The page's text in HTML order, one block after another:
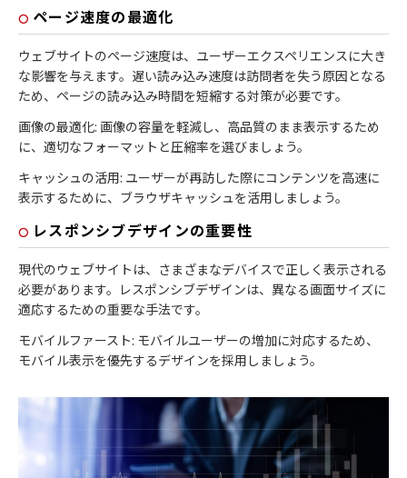
ページ速度の最適化
ウェブサイトのページ速度は、ユーザーエクスペリエンスに大き
な影響を与えます。遅い読み込み速度は訪問者を失う原因となる
ため、ページの読み込み時間を短縮する対策が必要です。
画像の最適化: 画像の容量を軽減し、高品質のまま表示するため
に、適切なフォーマットと圧縮率を選びましょう。
キャッシュの活用: ユーザーが再訪した際にコンテンツを高速に
表示するために、ブラウザキャッシュを活用しましょう。
レスポンシブデザインの重要性
現代のウェブサイトは、さまざまなデバイスで正しく表示される
必要があります。レスポンシブデザインは、異なる画面サイズに
適応するための重要な手法です。
モバイルファースト: モバイルユーザーの増加に対応するため、
モバイル表示を優先するデザインを採用しましょう。